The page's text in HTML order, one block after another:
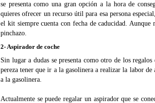
se presenta como una gran opción a la hora de
quieres ofrecer un recurso útil para esa persona
el kit siempre cuenta con fecha de caducidad.
pinchazo.
2- Aspirador de coche
Sin lugar a dudas se presenta como otro de los
pereza tener que ir a la gasolinera a realizar la labor
a la gasolinera.
Actualmente se puede regalar un aspirador que se